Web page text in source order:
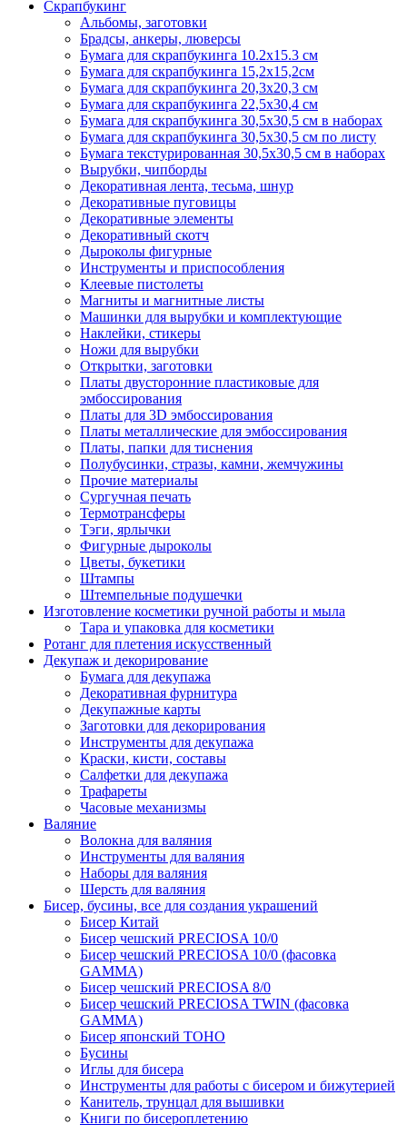
Скрапбукинг
Альбомы, заготовки
Брадсы, анкеры, люверсы
Бумага для скрапбукинга 10.2х15.3 см
Бумага для скрапбукинга 15,2х15,2см
Бумага для скрапбукинга 20,3х20,3 см
Бумага для скрапбукинга 22,5х30,4 см
Бумага для скрапбукинга 30,5х30,5 см в наборах
Бумага для скрапбукинга 30,5х30,5 см по листу
Бумага текстурированная 30,5х30,5 см в наборах
Вырубки, чипборды
Декоративная лента, тесьма, шнур
Декоративные пуговицы
Декоративные элементы
Декоративный скотч
Дыроколы фигурные
Инструменты и приспособления
Клеевые пистолеты
Магниты и магнитные листы
Машинки для вырубки и комплектующие
Наклейки, стикеры
Ножи для вырубки
Открытки, заготовки
Платы двусторонние пластиковые для
эмбоссирования
Платы для 3D эмбоссирования
Платы металлические для эмбоссирования
Платы, папки для тиснения
Полубусинки, стразы, камни, жемчужины
Прочие материалы
Сургучная печать
Термотрансферы
Тэги, ярлычки
Фигурные дыроколы
Цветы, букетики
Штампы
Штемпельные подушечки
Изготовление косметики ручной работы и мыла
Тара и упаковка для косметики
Ротанг для плетения искусственный
Декупаж и декорирование
Бумага для декупажа
Декоративная фурнитура
Декупажные карты
Заготовки для декорирования
Инструменты для декупажа
Краски, кисти, составы
Салфетки для декупажа
Трафареты
Часовые механизмы
Валяние
Волокна для валяния
Инструменты для валяния
Наборы для валяния
Шерсть для валяния
Бисер, бусины, все для создания украшений
Бисер Китай
Бисер чешский PRECIOSA 10/0
Бисер чешский PRECIOSA 10/0 (фасовка
GAMMA)
Бисер чешский PRECIOSA 8/0
Бисер чешский PRECIOSA TWIN (фасовка
GAMMA)
Бисер японский TOHO
Бусины
Иглы для бисера
Инструменты для работы с бисером и бижутерией
Канитель, трунцал для вышивки
Книги по бисероплетению